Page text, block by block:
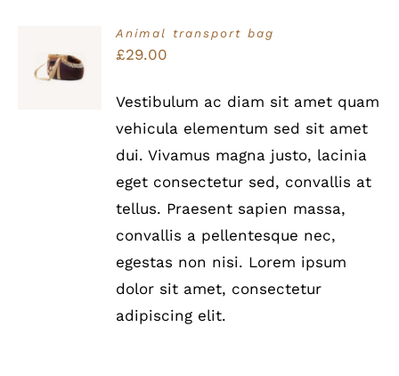
Bewertet
mit5.00von
5
IN DEN
WARENKORB
Animal transport bag
£29.00
Vestibulum ac diam sit amet quam
vehicula elementum sed sit amet
dui. Vivamus magna justo, lacinia
eget consectetur sed, convallis at
tellus. Praesent sapien massa,
convallis a pellentesque nec,
egestas non nisi. Lorem ipsum
dolor sit amet, consectetur
adipiscing elit.